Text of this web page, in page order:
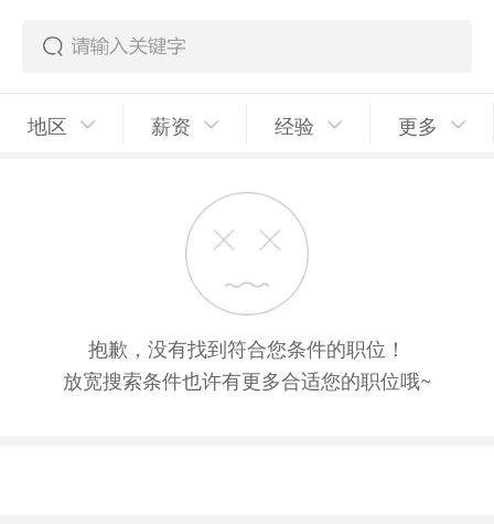
地区 薪资 经验 更多
抱歉，没有找到符合您条件的职位！
放宽搜索条件也许有更多合适您的职位哦~